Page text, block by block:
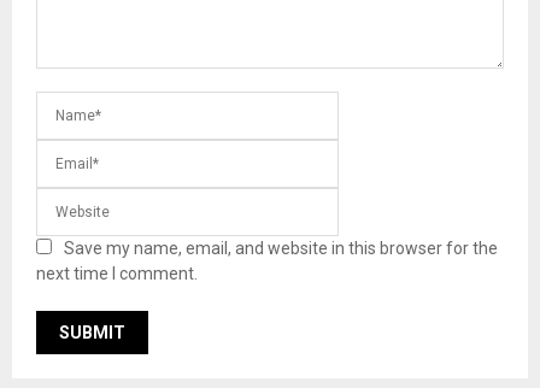
Save my name, email, and website in this browser for the
next time I comment.